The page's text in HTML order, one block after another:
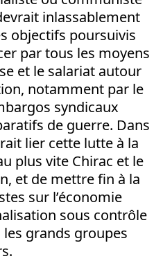
inlassablement
objectifs poursuivis
par tous les moyens
et le salariat autour
notamment par le
syndicaux
de guerre. Dans
lier cette lutte à la
plus vite Chirac et le
et de mettre fin à la
sur l’économie
sous contrôle
grands groupes